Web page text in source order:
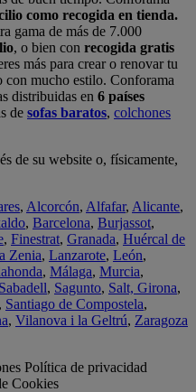
como recogida en tienda.
gama de más de 7.000
, o bien con recogida gratis
más para crear o renovar tu
con mucho estilo. Conforama
distribuidas en 6 países
de sofas baratos, colchones
de su website o, físicamente,
, Alcorcón, Alfafar, Alicante,
, Barcelona, Burjassot,
, Finestrat, Granada, Huércal de
Zenia, Lanzarote, León,
, Málaga, Murcia,
Sabadell, Sagunto, Salt, Girona,
Santiago de Compostela,
, Vilanova i la Geltrú, Zaragoza
Política de privacidad
Cookies